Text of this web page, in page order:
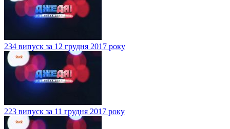
234 випуск за 12 грудня 2017 року
223 випуск за 11 грудня 2017 року